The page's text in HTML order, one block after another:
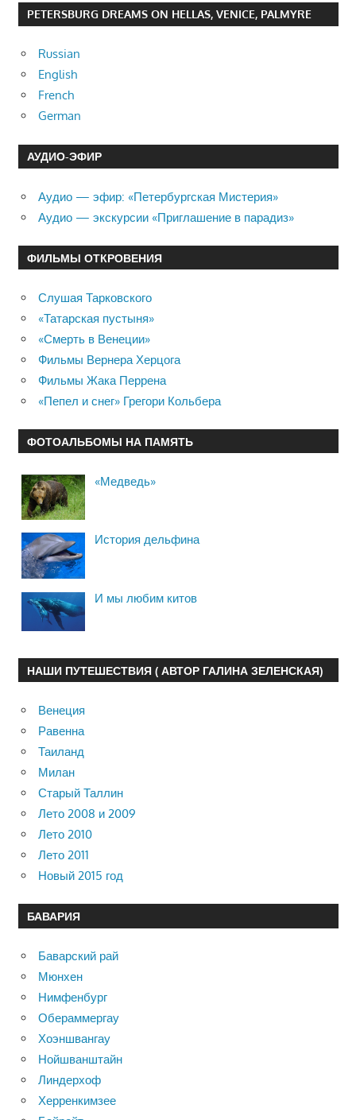
PETERSBURG DREAMS ON HELLAS, VENICE, PALMYRE
Russian
English
French
German
АУДИО-ЭФИР
Аудио — эфир: «Петербургская Мистерия»
Аудио — экскурсии «Приглашение в парадиз»
ФИЛЬМЫ ОТКРОВЕНИЯ
Слушая Тарковского
«Татарская пустыня»
«Смерть в Венеции»
Фильмы Вернера Херцога
Фильмы Жака Перрена
«Пепел и снег» Грегори Кольбера
ФОТОАЛЬБОМЫ НА ПАМЯТЬ
«Медведь»
История дельфина
И мы любим китов
НАШИ ПУТЕШЕСТВИЯ ( АВТОР ГАЛИНА ЗЕЛЕНСКАЯ)
Венеция
Равенна
Таиланд
Милан
Старый Таллин
Лето 2008 и 2009
Лето 2010
Лето 2011
Новый 2015 год
БАВАРИЯ
Баварский рай
Мюнхен
Нимфенбург
Обераммергау
Хоэншвангау
Нойшванштайн
Линдерхоф
Херренкимзее